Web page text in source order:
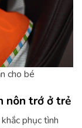
cho bé
nôn trớ ở trẻ
phục tình